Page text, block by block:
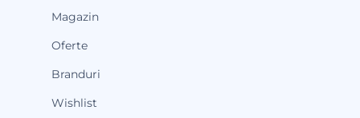
Magazin
Oferte
Branduri
Wishlist